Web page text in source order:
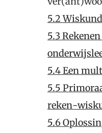
5.2
5.3
5.4 Een
5.5
reken-
5.6